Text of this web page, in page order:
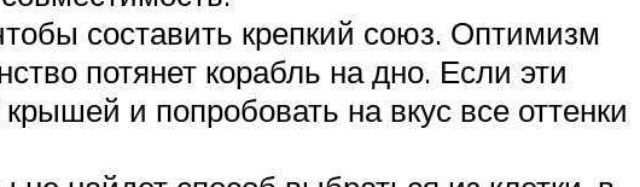
составить крепкий союз. Оптимизм
потянет корабль на дно. Если эти
и попробовать на вкус все оттенки